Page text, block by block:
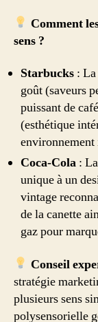
Comment
sens ?
Starbucks :
goût (saveurs
puissant de
(esthétique
Coca-Cola :
unique à un
vintage
de la canette
gaz pour
Conseil
stratégie
plusieurs sens
polysensorielle